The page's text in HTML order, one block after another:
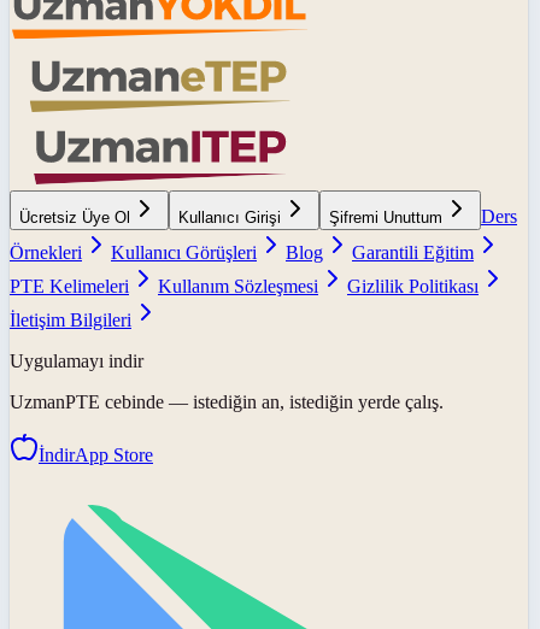
Ücretsiz Üye Ol Kullanıcı Girişi Şifremi Unuttum
Ders
Örnekleri
Kullanıcı Görüşleri Blog
Garantili Eğitim
PTE Kelimeleri
Kullanım Sözleşmesi
Gizlilik Politikası
İletişim Bilgileri
Uygulamayı indir
UzmanPTE cebinde — istediğin an, istediğin yerde çalış.
İndirApp Store